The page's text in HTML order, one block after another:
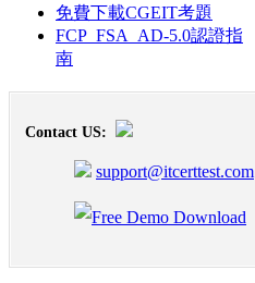
免費下載CGEIT考題
FCP_FSA_AD-5.0認證指
南
Contact US:
support@itcerttest.com